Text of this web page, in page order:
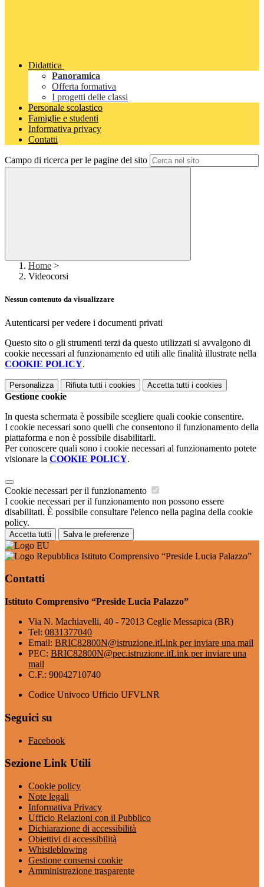
Didattica
Panoramica
Offerta formativa
I progetti delle classi
Personale scolastico
Famiglie e studenti
Informativa privacy
Contatti
Campo di ricerca per le pagine del sito
Home >
Videocorsi
Nessun contenuto da visualizzare
Autenticarsi per vedere i documenti privati
Questo sito o gli strumenti terzi da questo utilizzati si avvalgono di
cookie necessari al funzionamento ed utili alle finalità illustrate nella
COOKIE POLICY.
Personalizza Rifiuta tutti i cookies Accetta tutti i cookies
Gestione cookie
In questa schermata è possibile scegliere quali cookie consentire.
I cookie necessari sono quelli che consentono il funzionamento della
piattaforma e non è possibile disabilitarli.
Per conoscere quali sono i cookie necessari al funzionamento potete
visionare la COOKIE POLICY.
Cookie necessari per il funzionamento
I cookie necessari per il funzionamento non possono essere
disabilitati. È possibile consultare l'elenco nella pagina della cookie
policy.
Accetta tutti Salva le preferenze
Istituto Comprensivo “Preside Lucia Palazzo”
Contatti
Istituto Comprensivo “Preside Lucia Palazzo”
Via N. Machiavelli, 40 - 72013 Ceglie Messapica (BR)
Tel: 0831377040
Email: BRIC82800N@istruzione.itLink per inviare una mail
PEC: BRIC82800N@pec.istruzione.itLink per inviare una
mail
C.F.: 90042710740
Codice Univoco Ufficio UFVLNR
Seguici su
Facebook
Sezione Link Utili
Cookie policy
Note legali
Informativa Privacy
Ufficio Relazioni con il Pubblico
Dichiarazione di accessibilità
Obiettivi di accessibilità
Whistleblowing
Gestione consensi cookie
Amministrazione trasparente